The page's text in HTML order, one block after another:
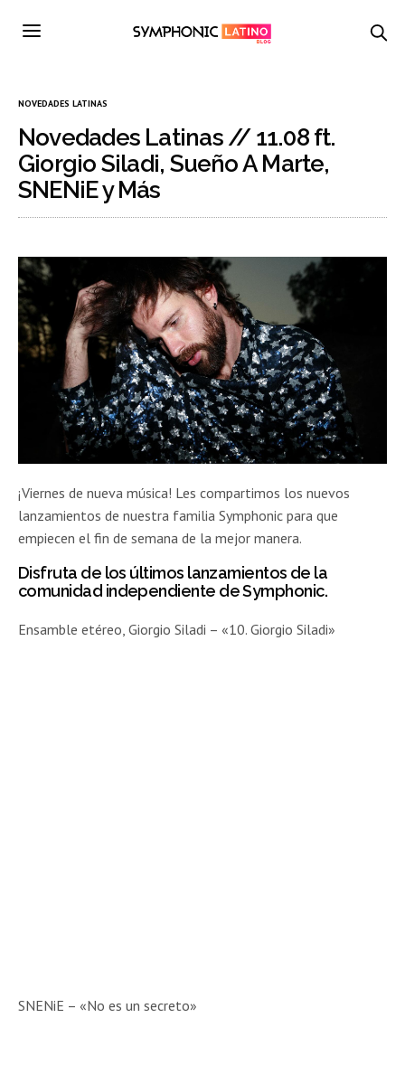
NOVEDADES LATINAS
Novedades Latinas // 11.08 ft.
Giorgio Siladi, Sueño A Marte,
SNENiE y Más
¡Viernes de nueva música! Les compartimos los nuevos
lanzamientos de nuestra familia Symphonic para que
empiecen el fin de semana de la mejor manera.
Disfruta de los últimos lanzamientos de la
comunidad independiente de Symphonic.
Ensamble etéreo, Giorgio Siladi – «10. Giorgio Siladi»
SNENiE – «No es un secreto»